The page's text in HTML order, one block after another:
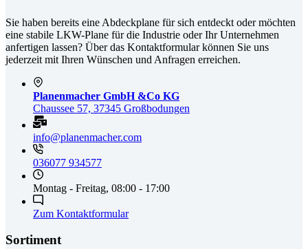
Sie haben bereits eine Abdeckplane für sich entdeckt oder möchten
eine stabile LKW-Plane für die Industrie oder Ihr Unternehmen
anfertigen lassen? Über das Kontaktformular können Sie uns
jederzeit mit Ihren Wünschen und Anfragen erreichen.
Planenmacher GmbH &Co KG
Chaussee 57, 37345 Großbodungen
info@planenmacher.com
036077 934577
Montag - Freitag, 08:00 - 17:00
Zum Kontaktformular
Sortiment